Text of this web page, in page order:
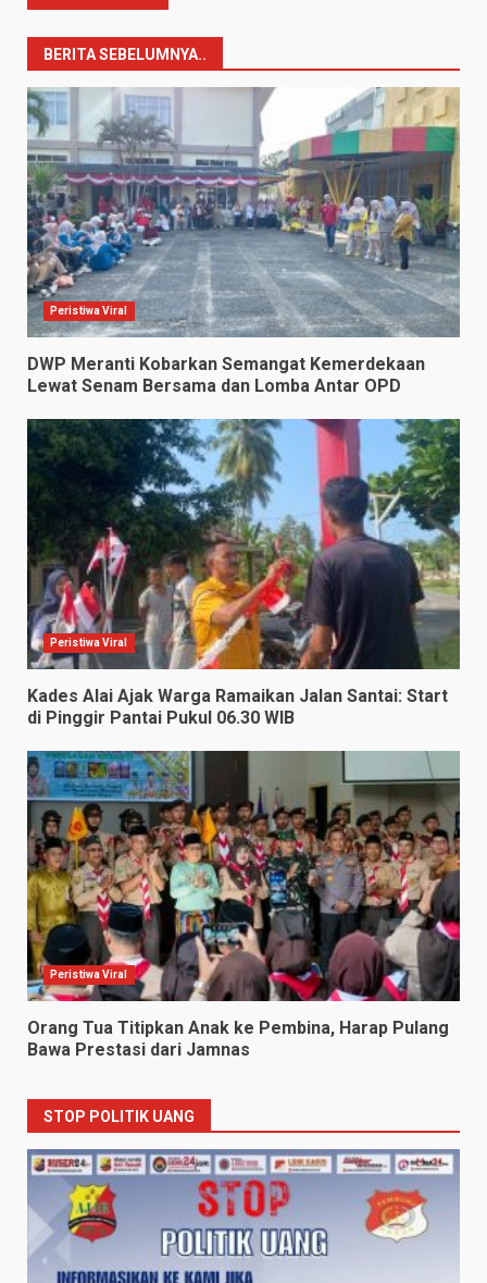
BERITA SEBELUMNYA..
Peristiwa Viral
DWP Meranti Kobarkan Semangat Kemerdekaan
Lewat Senam Bersama dan Lomba Antar OPD
Peristiwa Viral
Kades Alai Ajak Warga Ramaikan Jalan Santai: Start
di Pinggir Pantai Pukul 06.30 WIB
Peristiwa Viral
Orang Tua Titipkan Anak ke Pembina, Harap Pulang
Bawa Prestasi dari Jamnas
STOP POLITIK UANG